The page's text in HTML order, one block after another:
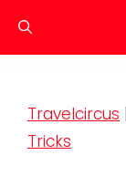
Inhalt
Travelcircus |
Tricks